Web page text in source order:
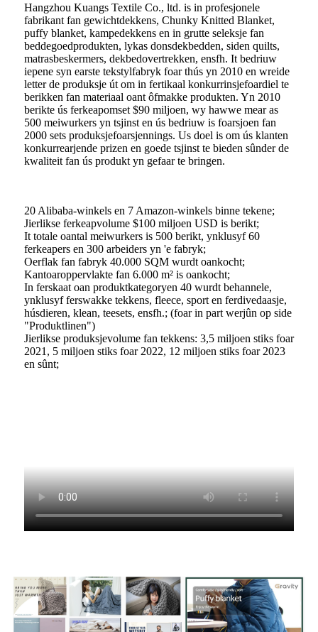
Hangzhou Kuangs Textile Co., ltd. is in profesjonele
fabrikant fan gewichtdekkens, Chunky Knitted Blanket,
puffy blanket, kampedekkens en in grutte seleksje fan
beddegoedprodukten, lykas donsdekbedden, siden quilts,
matrasbeskermers, dekbedovertrekken, ensfh. It bedriuw
iepene syn earste tekstylfabryk foar thús yn 2010 en wreide
letter de produksje út om in fertikaal konkurrinsjefoardiel te
berikken fan materiaal oant ôfmakke produkten. Yn 2010
berikte ús ferkeapomset $90 miljoen, wy hawwe mear as
500 meiwurkers yn tsjinst en ús bedriuw is foarsjoen fan
2000 sets produksjefoarsjennings. Us doel is om ús klanten
konkurrearjende prizen en goede tsjinst te bieden sûnder de
kwaliteit fan ús produkt yn gefaar te bringen.
20 Alibaba-winkels en 7 Amazon-winkels binne tekene;
Jierlikse ferkeapvolume $100 miljoen USD is berikt;
It totale oantal meiwurkers is 500 berikt, ynklusyf 60
ferkeapers en 300 arbeiders yn 'e fabryk;
Oerflak fan fabryk 40.000 SQM wurdt oankocht;
Kantoaroppervlakte fan 6.000 m² is oankocht;
In ferskaat oan produktkategoryen 40 wurdt behannele,
ynklusyf ferswakke tekkens, fleece, sport en ferdivedaasje,
húsdieren, klean, teesets, ensfh.; (foar in part werjûn op side
"Produktlinen")
Jierlikse produksjevolume fan tekkens: 3,5 miljoen stiks foar
2021, 5 miljoen stiks foar 2022, 12 miljoen stiks foar 2023
en sûnt;